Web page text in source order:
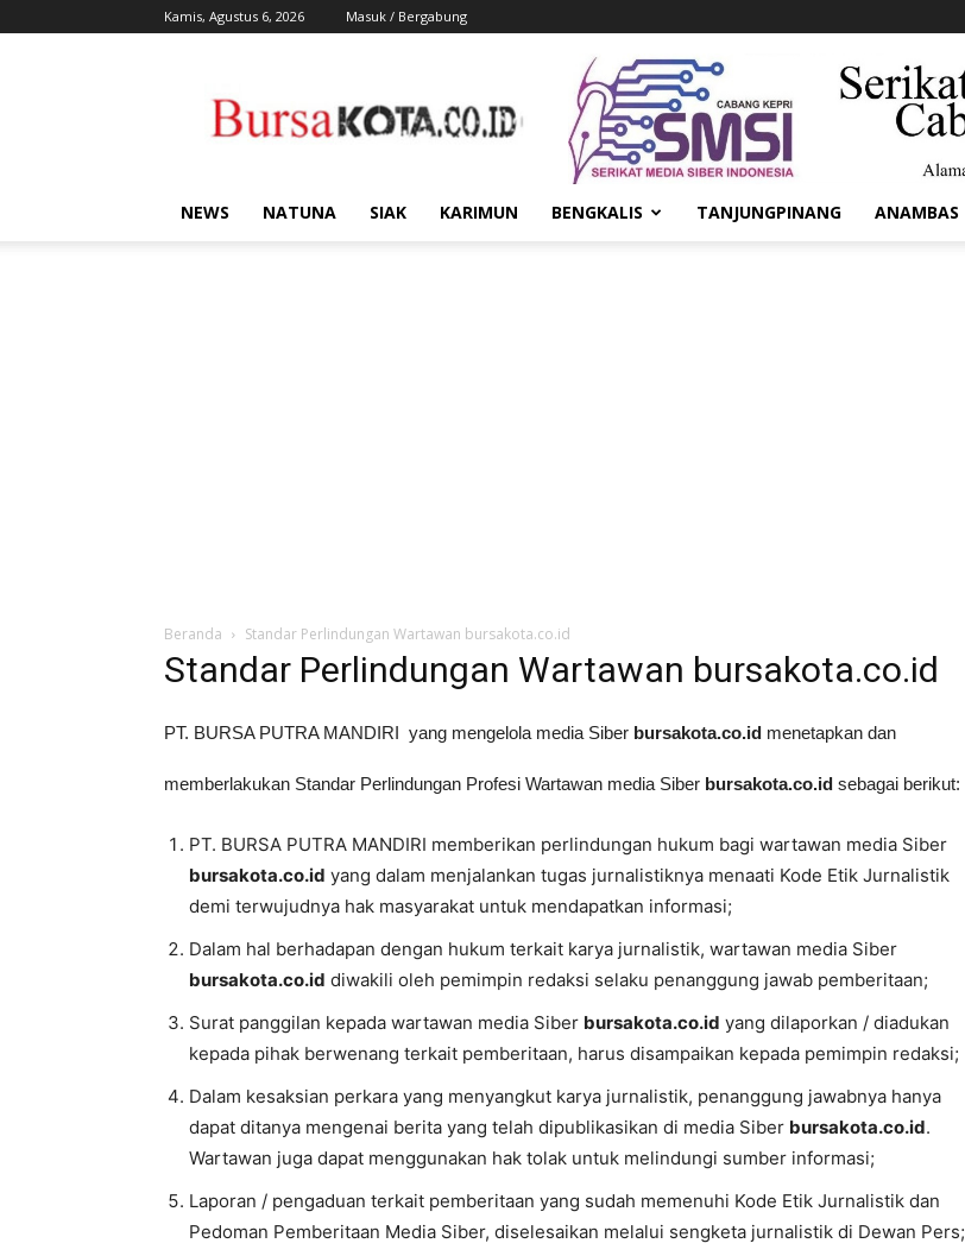
Kamis, Agustus 6, 2026 Masuk / Bergabung
Kota
NEWS NATUNA SIAK KARIMUN BENGKALIS TANJUNGPINANG ANAMBAS
Beranda Standar Perlindungan Wartawan bursakota.co.id
Standar Perlindungan Wartawan bursakota.co.id
PT. BURSA PUTRA MANDIRI yang mengelola media Siber bursakota.co.id menetapkan dan
memberlakukan Standar Perlindungan Profesi Wartawan media Siber bursakota.co.id sebagai berikut:
PT. BURSA PUTRA MANDIRI memberikan perlindungan hukum bagi wartawan media Siber
bursakota.co.id yang dalam menjalankan tugas jurnalistiknya menaati Kode Etik Jurnalistik
demi terwujudnya hak masyarakat untuk mendapatkan informasi;
Dalam hal berhadapan dengan hukum terkait karya jurnalistik, wartawan media Siber
bursakota.co.id diwakili oleh pemimpin redaksi selaku penanggung jawab pemberitaan;
Surat panggilan kepada wartawan media Siber bursakota.co.id yang dilaporkan / diadukan
kepada pihak berwenang terkait pemberitaan, harus disampaikan kepada pemimpin redaksi;
Dalam kesaksian perkara yang menyangkut karya jurnalistik, penanggung jawabnya hanya
dapat ditanya mengenai berita yang telah dipublikasikan di media Siber bursakota.co.id.
Wartawan juga dapat menggunakan hak tolak untuk melindungi sumber informasi;
Laporan / pengaduan terkait pemberitaan yang sudah memenuhi Kode Etik Jurnalistik dan
Pedoman Pemberitaan Media Siber, diselesaikan melalui sengketa jurnalistik di Dewan Pers;